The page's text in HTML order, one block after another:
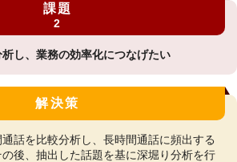
課題
2
し、業務の効率化につなげたい
解決策
話を比較分析し、長時間通話に頻出する
後、抽出した話題を基に深堀り分析を行